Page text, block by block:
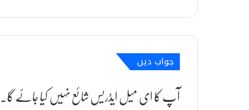
جواب دیں
آپ کا ای میل ایڈریس شائع نہیں کیا جائے گا۔